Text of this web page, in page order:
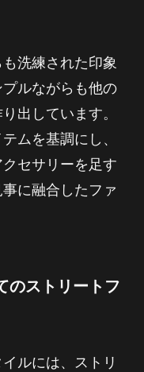
洗練された印象
ルながらも他の
出しています。
ムを基調にし、
セサリーを足す
に融合したファ
のストリートフ
ルには、ストリ